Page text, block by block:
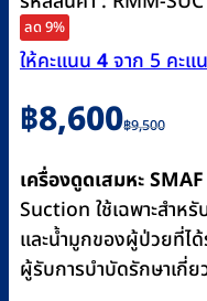
ลด 9%
ให้คะแนน4จาก 5 คะแ
฿9,500
Original
price
was:
฿9,500.
฿8,600
Current
price
is:
฿8,600.
เครื่องดูดเสมหะ
Suction ใช้เฉพาะสำห
และน้ำมูกของผู้ป่วยที่ไ
ผู้รับการบำบัดรักษาเกี่